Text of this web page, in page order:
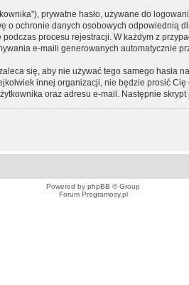
prywatne hasło, używane do
ochronie danych osobowych odpowiednią
procesu rejestracji. W każdym z
e-maili generowanych automatycznie
się, aby nie używać tego samego hasła
innej organizacji, nie będzie prosić
oraz adresu e-mail. Następnie
Powered by phpBB © Group
Forum Programosy.pl